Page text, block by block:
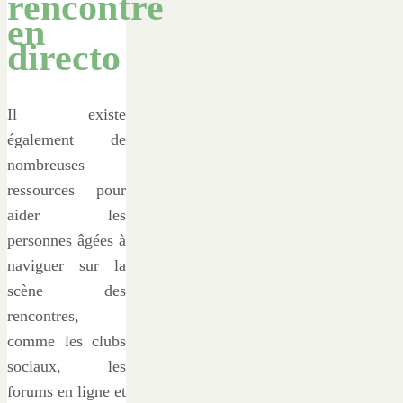
en
directo
Il existe
également de
nombreuses
ressources pour
aider les
personnes âgées à
naviguer sur la
scène des
rencontres,
comme les clubs
sociaux, les
forums en ligne et